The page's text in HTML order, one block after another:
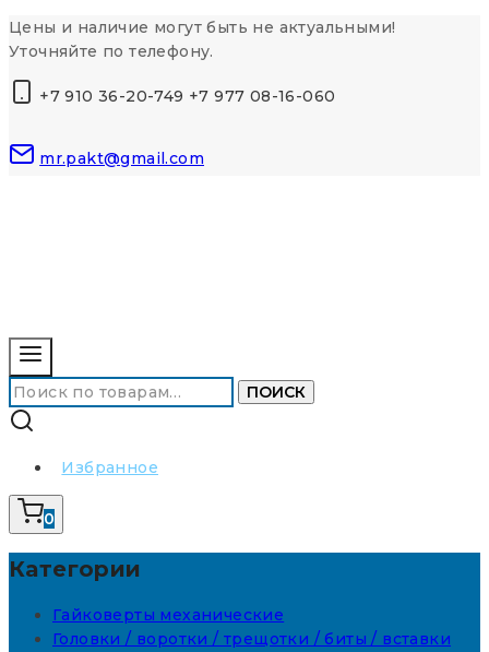
Перейти
к
Цены и наличие могут быть не актуальными!
Уточняйте по телефону.
+7 910 36-20-749 +7 977 08-16-060
mr.pakt@gmail.com
Искать: ПОИСК
Избранное
0
Категории
Гайковерты механические
Головки / воротки / трещотки / биты / вставки